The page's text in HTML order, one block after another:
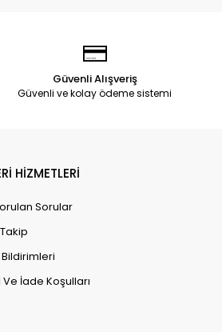
Güvenli Alışveriş
Güvenli ve kolay ödeme sistemi
HİZMETLERİ
Sorular
İade Koşulları